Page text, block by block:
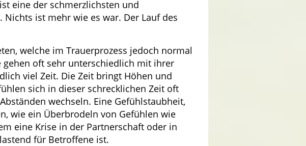
eine der schmerzlichsten und
ist mehr wie es war. Der Lauf des
welche im Trauerprozess jedoch normal
gehen oft sehr unterschiedlich mit ihrer
viel Zeit. Die Zeit bringt Höhen und
sich in dieser schrecklichen Zeit oft
wechseln. Eine Gefühlstaubheit,
wie ein Überbrodeln von Gefühlen wie
eine Krise in der Partnerschaft oder in
für Betroffene ist.